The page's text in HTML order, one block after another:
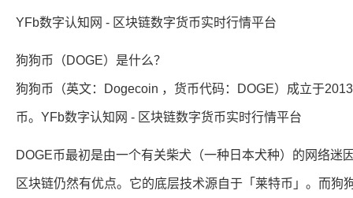
YFb数字认知网 - 区块链数字货币实时行情平台
狗狗币（DOGE）是什么？
狗狗币（英文：Dogecoin ，货币代码：DOGE）成立于
币。YFb数字认知网 - 区块链数字货币实时行情平台
DOGE币最初是由一个有关柴犬（一种日本犬种）的网络迷
区块链仍然有优点。它的底层技术源自于「莱特币」。而